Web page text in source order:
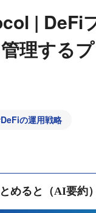
| DeFi
理する
DeFiの運用戦略
めると（AI要約）